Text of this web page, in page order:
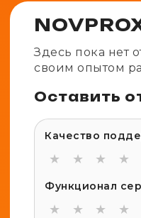
Здесь пока нет
своим опытом
Оставить
Качество
★ ★ ★ ★
Функционал
★ ★ ★ ★